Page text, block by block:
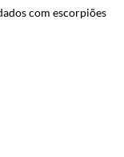
com escorpiões